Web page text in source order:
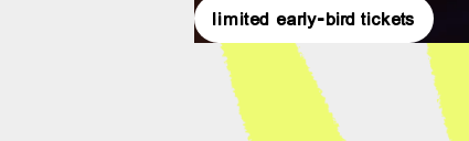
limited early-bird tickets